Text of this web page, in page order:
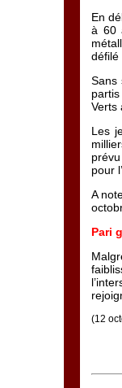
En
à 60
défilé
Sans
Verts
Les
pour
A
Pari
(12